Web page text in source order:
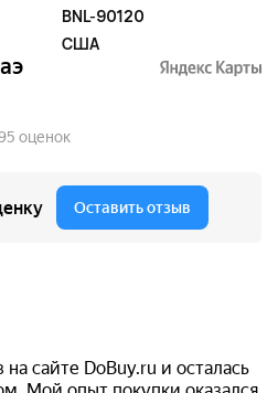
BNL-90120
США